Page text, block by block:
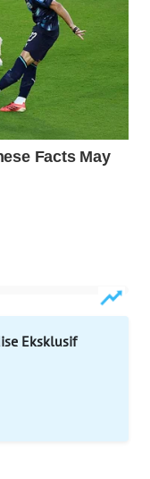
Eksklusif